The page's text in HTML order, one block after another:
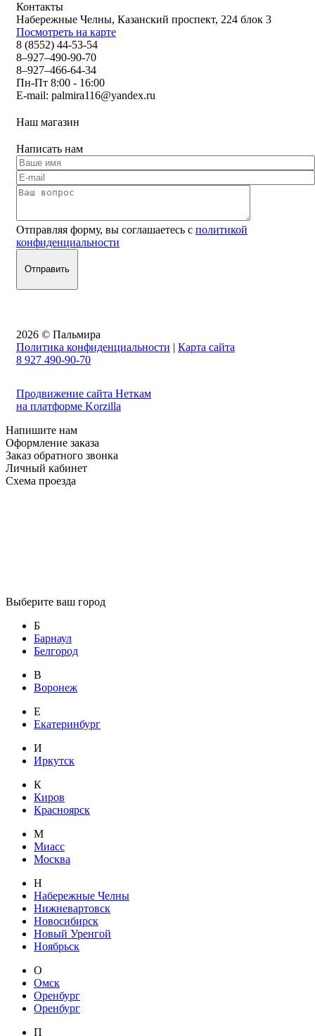
Контакты
Набережные Челны, Казанский проспект, 224 блок 3
Посмотреть на карте
8 (8552) 44-53-54
8–927–490-90-70
8–927–466-64-34
Пн-Пт 8:00 - 16:00
E-mail: palmira116@yandex.ru
Наш магазин
Написать нам
Отправляя форму, вы соглашаетесь с политикой
конфиденциальности
2026 © Пальмира
Политика конфиденциальности | Карта сайта
8 927 490-90-70
Продвижение сайта Неткам
на платформе Korzilla
Напишите нам
Оформление заказа
Заказ обратного звонка
Личный кабинет
Схема проезда
Выберите ваш город
Б
Барнаул
Белгород
В
Воронеж
Е
Екатеринбург
И
Иркутск
К
Киров
Красноярск
М
Миасс
Москва
Н
Набережные Челны
Нижневартовск
Новосибирск
Новый Уренгой
Ноябрьск
О
Омск
Оренбург
Оренбург
П